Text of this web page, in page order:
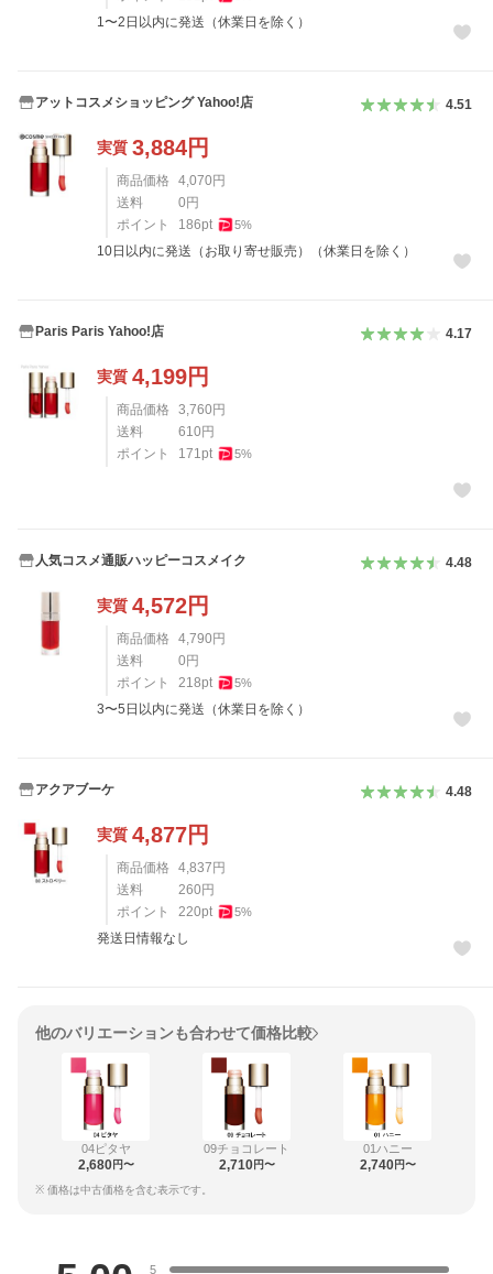
1〜2日以内に発送（休業日を除く）
アットコスメショッピング Yahoo!店 4.51
実質 3,884円
商品価格 4,070 円
送料
0 円
ポイント
186pt 5%
10日以内に発送（お取り寄せ販売）（休業日を除く）
Paris Paris Yahoo!店 4.17
実質 4,199円
商品価格 3,760 円
送料
610 円
ポイント
171pt 5%
人気コスメ通販ハッピーコスメイク 4.48
実質 4,572円
商品価格 4,790 円
送料
0 円
ポイント
218pt 5%
3〜5日以内に発送（休業日を除く）
アクアブーケ 4.48
実質 4,877円
商品価格 4,837 円
送料
260 円
ポイント
220pt 5%
発送日情報なし
他のバリエーションも合わせて価格比較
04ピタヤ
2,680円〜
09チョコレート
2,710円〜
01ハニー
2,740円〜
※ 価格は中古価格を含む表示です。
5